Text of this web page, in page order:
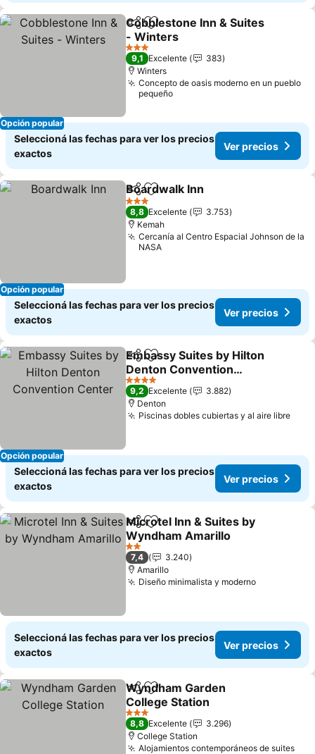
Opción popular
CompartirAñadir a favoritos
Cobblestone Inn & Suites
- Winters
3 Estrellas
9,1 Excelente
383
Winters
Concepto de oasis moderno en un pueblo
pequeño
Seleccioná las fechas para ver los precios
exactos
Ver precios
Opción popular
CompartirAñadir a favoritos
Boardwalk Inn
3 Estrellas
8,8 Excelente
3.753
Kemah
Cercanía al Centro Espacial Johnson de la
NASA
Seleccioná las fechas para ver los precios
exactos
Ver precios
Opción popular
CompartirAñadir a favoritos
Embassy Suites by Hilton
Denton Convention
Center
4 Estrellas
9,2 Excelente
3.882
Denton
Piscinas dobles cubiertas y al aire libre
Seleccioná las fechas para ver los precios
exactos
Ver precios
CompartirAñadir a favoritos
Microtel Inn & Suites by
Wyndham Amarillo
2 Estrellas
7,4
3.240
Amarillo
Diseño minimalista y moderno
Seleccioná las fechas para ver los precios
exactos
Ver precios
CompartirAñadir a favoritos
Wyndham Garden
College Station
3 Estrellas
8,8 Excelente
3.296
College Station
Alojamientos contemporáneos de suites